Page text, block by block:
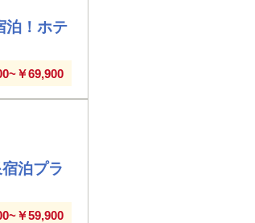
泊！ホテ
￥69,900
泊プラ
￥59,900